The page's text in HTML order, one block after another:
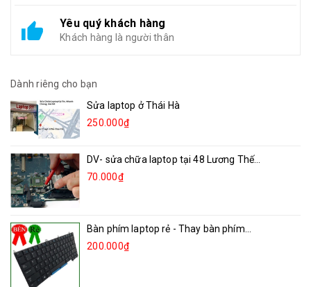
Yêu quý khách hàng
Khách hàng là người thân
Dành riêng cho bạn
Sửa laptop ở Thái Hà
250.000₫
DV- sửa chữa laptop tại 48 Lương Thế...
70.000₫
Bàn phím laptop rẻ - Thay bàn phím...
200.000₫